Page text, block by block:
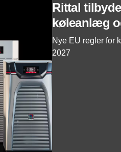
Rittal
køleanlæg
Nye EU regler for
2027